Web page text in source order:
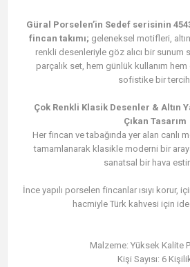
Güral Porselen’in Sedef serisinin
fincan takımı; geleneksel motifleri,
renkli desenleriyle göz alıcı bir sunum
parçalık set, hem günlük kullanım
sofistike bir
Çok Renkli Klasik Desenler & Altın
Çıkan Tasarım
Her fincan ve tabağında yer alan canlı
tamamlanarak klasikle moderni bir
sanatsal bir hava
İnce yapılı porselen fincanlar ısıyı korur,
hacmiyle Türk kahvesi için
Malzeme: Yüksek Kalite
Kişi Sayısı: 6